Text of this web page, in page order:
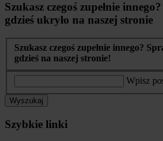
Szukasz czegoś zupełnie
gdzieś ukryło na naszej stronie
Szukasz czegoś zupełnie innego?
gdzieś na naszej stronie!
Wpisz
Wyszukaj
Szybkie linki